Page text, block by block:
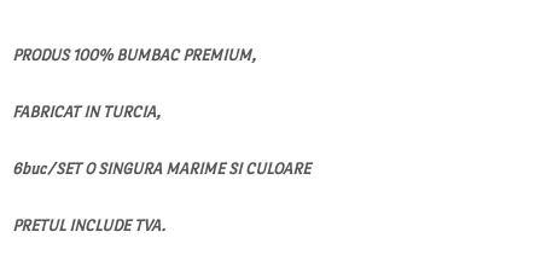
PRODUS 100% BUMBAC PREMIUM,
FABRICAT IN TURCIA,
6buc/SET O SINGURA MARIME SI CULOARE
PRETUL INCLUDE TVA.